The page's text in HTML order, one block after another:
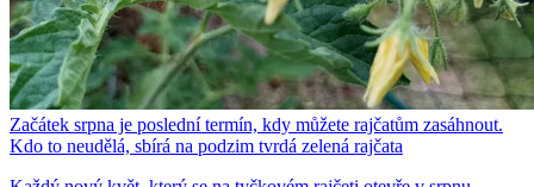
Začátek srpna je poslední termín, kdy můžete rajčatům zasáhnout.
Kdo to neudělá, sbírá na podzim tvrdá zelená rajčata